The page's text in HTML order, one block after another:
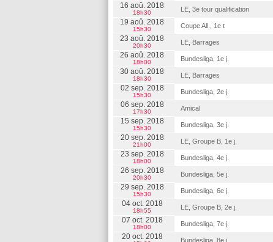
16 aoû. 2018
18h30 LE, 3e tour qualification
19 aoû. 2018
15h30 Coupe All., 1e t
23 aoû. 2018
20h30 LE, Barrages
26 aoû. 2018
18h00 Bundesliga, 1e j.
30 aoû. 2018
18h30 LE, Barrages
02 sep. 2018
15h30 Bundesliga, 2e j.
06 sep. 2018
17h30 Amical
15 sep. 2018
15h30 Bundesliga, 3e j.
20 sep. 2018
21h00 LE, Groupe B, 1e j.
23 sep. 2018
18h00 Bundesliga, 4e j.
26 sep. 2018
20h30 Bundesliga, 5e j.
29 sep. 2018
15h30 Bundesliga, 6e j.
04 oct. 2018
18h55 LE, Groupe B, 2e j.
07 oct. 2018
18h00 Bundesliga, 7e j.
20 oct. 2018 Bundesliga, 8e j.